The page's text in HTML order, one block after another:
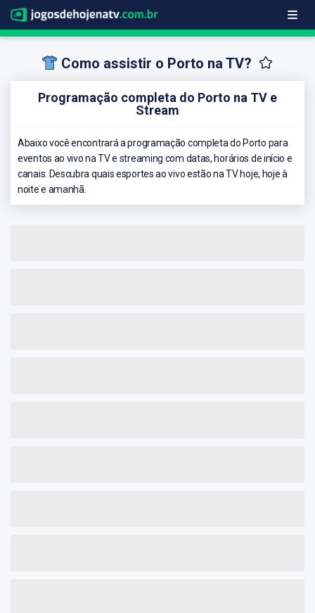
Como assistir o Porto na TV?
Programação completa do Porto na TV e
Stream
Abaixo você encontrará a programação completa do Porto para
eventos ao vivo na TV e streaming com datas, horários de início e
canais. Descubra quais esportes ao vivo estão na TV hoje, hoje à
noite e amanhã.